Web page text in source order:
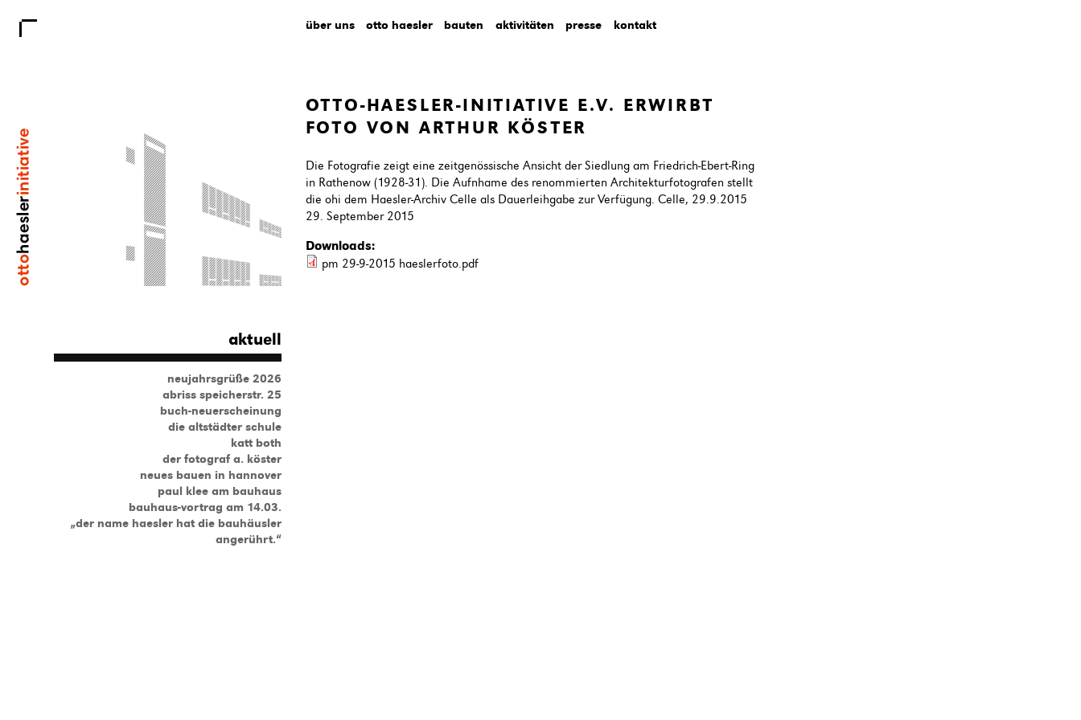
aktuell
neujahrsgrüße 2026
abriss speicherstr. 25
buch-neuerscheinung
die altstädter schule
katt both
der fotograf a. köster
neues bauen in hannover
paul klee am bauhaus
bauhaus-vortrag am 14.03.
„der name haesler hat die bauhäusler
angerührt.“
über uns otto haesler bauten aktivitäten presse kontakt
OTTO-HAESLER-INITIATIVE E.V. ERWIRBT
FOTO VON ARTHUR KÖSTER
Die Fotografie zeigt eine zeitgenössische Ansicht der Siedlung am Friedrich-Ebert-Ring
in Rathenow (1928-31). Die Aufnhame des renommierten Architekturfotografen stellt
die ohi dem Haesler-Archiv Celle als Dauerleihgabe zur Verfügung. Celle, 29.9.2015
29. September 2015
Downloads:
pm 29-9-2015 haeslerfoto.pdf